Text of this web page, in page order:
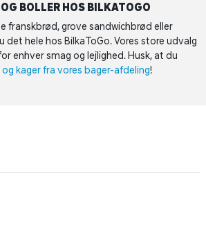
BOLLER HOS BILKATOGO
franskbrød, grove sandwichbrød eller
det hele hos BilkaToGo. Vores store udvalg
enhver smag og lejlighed. Husk, at du
og kager fra vores bager-afdeling!